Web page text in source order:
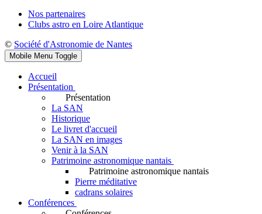
Nos partenaires
Clubs astro en Loire Atlantique
© Société d'Astronomie de Nantes
Mobile Menu Toggle
Accueil
Présentation
Présentation
La SAN
Historique
Le livret d'accueil
La SAN en images
Venir à la SAN
Patrimoine astronomique nantais
Patrimoine astronomique nantais
Pierre méditative
cadrans solaires
Conférences